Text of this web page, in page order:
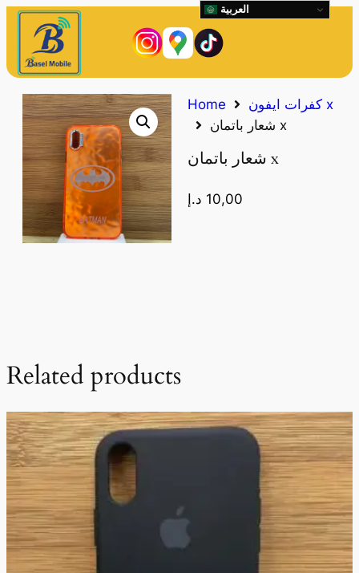
Home
كفرات ايفون x
شعار باتمان x
شعار باتمان x
10,00 د.إ
Related products
العربية